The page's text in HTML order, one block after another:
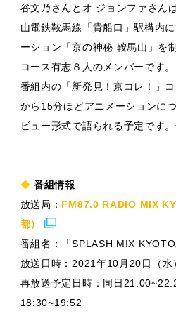
谷文乃さんとオ ジョンファさん
山電鉄鞍馬線「貴船口」駅構内
ーション「京の神秘 鞍馬山」を
コース有志８人のメンバーです。
番組内の「新発見！京コレ！」
から15分ほどアニメーションに
ビュー形式で語られる予定です
◆番組情報
放送局： FM87.0 RADIO MIX
都）
番組名：「SPLASH MIX KYOTO
放送日時：2021年10月20日（
再放送予定日時：同日
18:30~19:52